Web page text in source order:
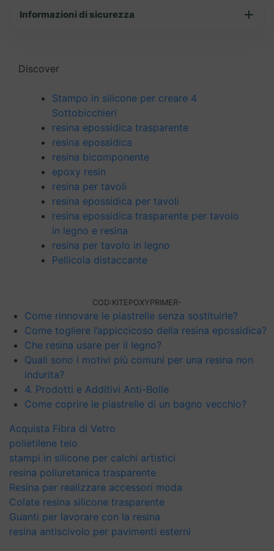
Informazioni di sicurezza
Discover
Stampo in silicone per creare 4
Sottobicchieri
resina epossidica trasparente
resina epossidica
resina bicomponente
epoxy resin
resina per tavoli
resina epossidica per tavoli
resina epossidica trasparente per tavolo
in legno e resina
resina per tavolo in legno
Pellicola distaccante
COD:KITEPOXYPRIMER-
Come rinnovare le piastrelle senza sostituirle?
Come togliere l’appiccicoso della resina epossidica?
Che resina usare per il legno?
Quali sono i motivi più comuni per una resina non
indurita?
4. Prodotti e Additivi Anti-Bolle
Come coprire le piastrelle di un bagno vecchio?
Acquista Fibra di Vetro
polietilene telo
stampi in silicone per calchi artistici
resina poliuretanica trasparente
Resina per realizzare accessori moda
Colate resina silicone trasparente
Guanti per lavorare con la resina
resina antiscivolo per pavimenti esterni